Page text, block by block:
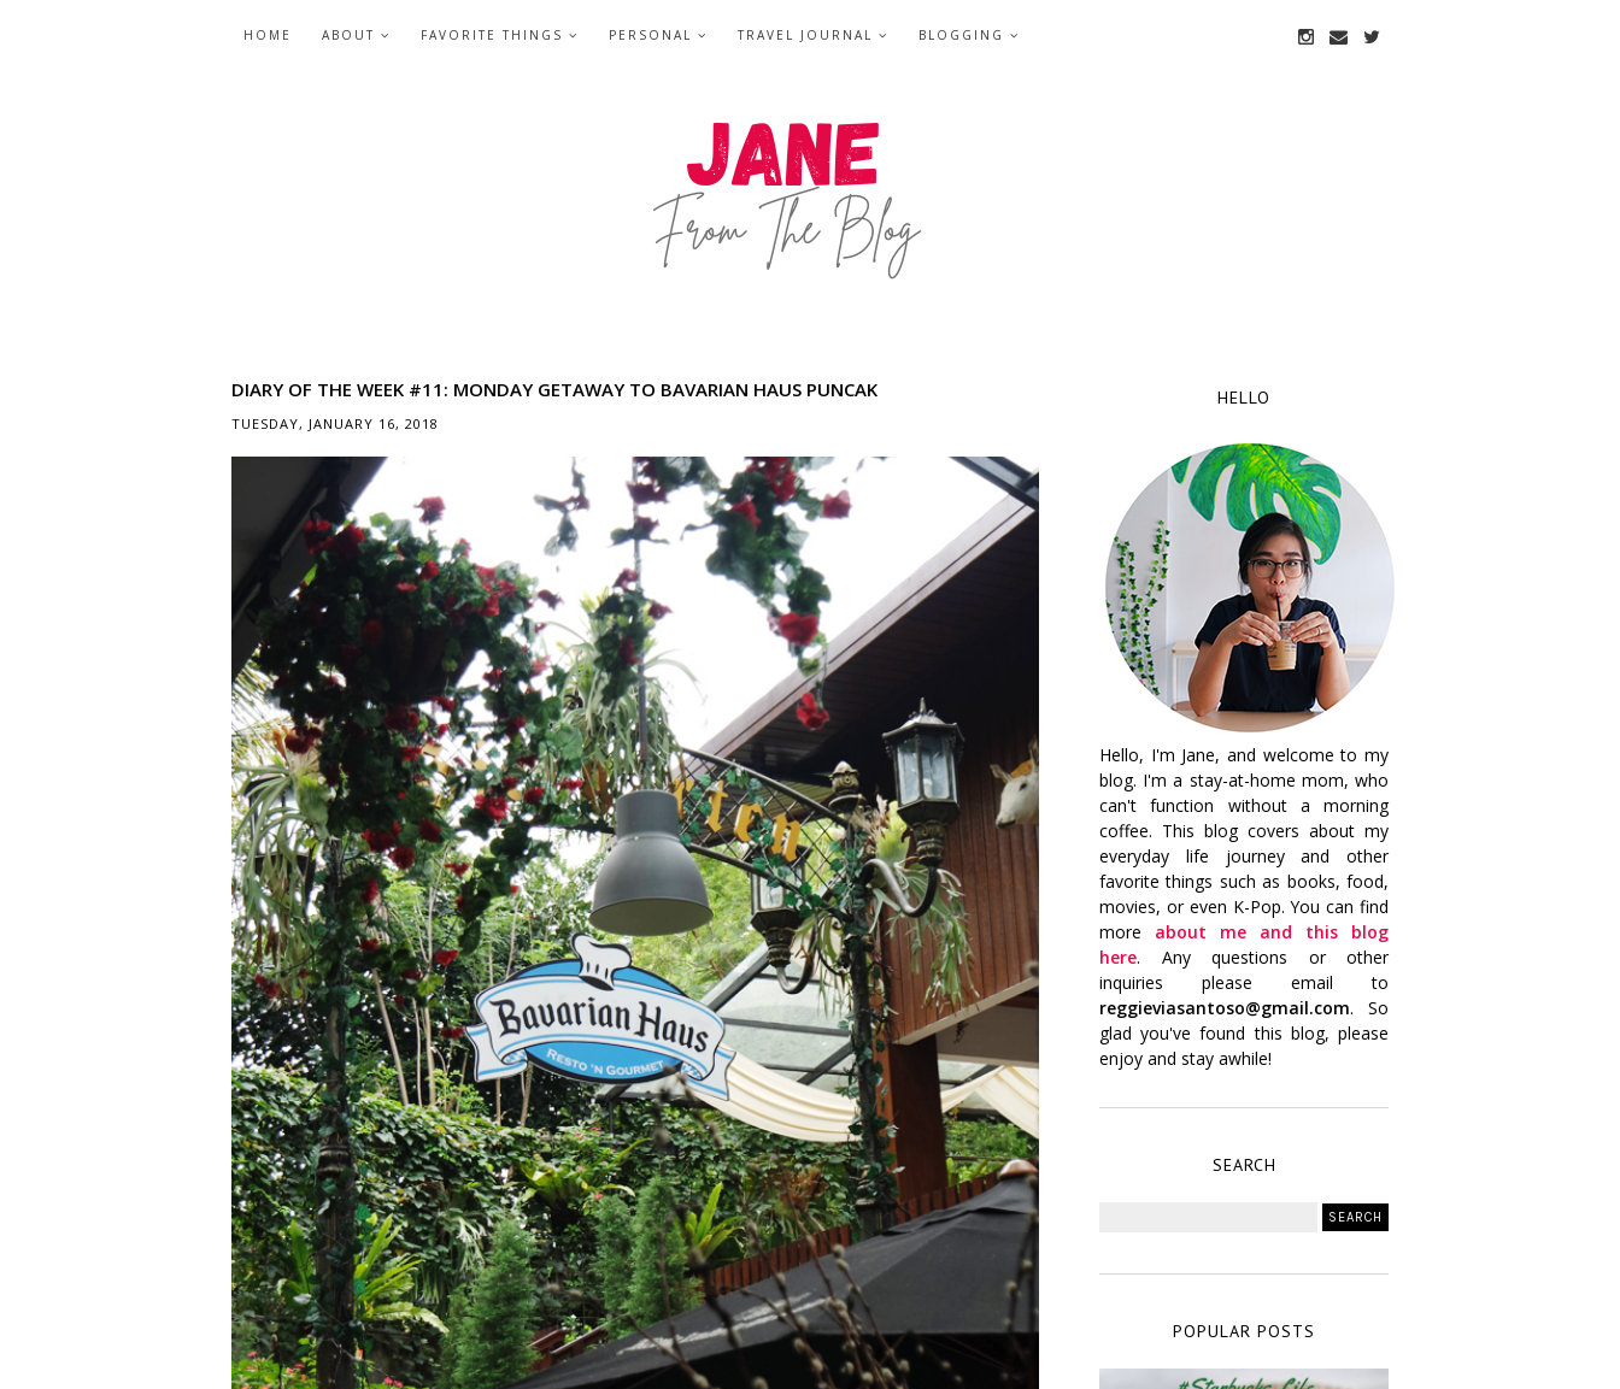
HOME ABOUT FAVORITE THINGS PERSONAL TRAVEL JOURNAL BLOGGING
DIARY OF THE WEEK #11: MONDAY GETAWAY TO BAVARIAN HAUS PUNCAK
TUESDAY, JANUARY 16, 2018
HELLO
Hello, I'm Jane, and welcome to my
blog. I'm a stay-at-home mom, who
can't function without a morning
coffee. This blog covers about my
everyday life journey and other
favorite things such as books, food,
movies, or even K-Pop. You can find
more about me and this blog
here. Any questions or other
inquiries please email to
reggieviasantoso@gmail.com. So
glad you've found this blog, please
enjoy and stay awhile!
SEARCH
POPULAR POSTS